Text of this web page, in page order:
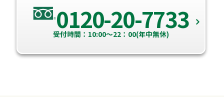
0120-20-7733
受付時間：10:00～22：00(年中無休)